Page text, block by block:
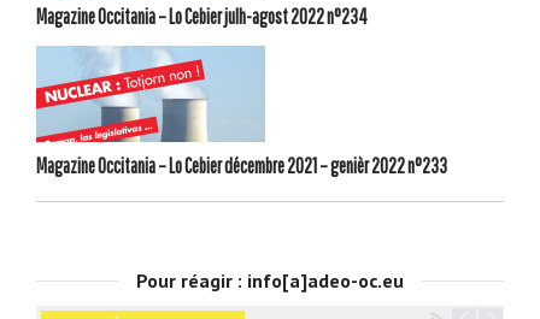
Magazine Occitania – Lo Cebier julh-agost 2022 n°234
Magazine Occitania – Lo Cebier décembre 2021 – genièr 2022 n°233
Pour réagir : info[a]adeo-oc.eu